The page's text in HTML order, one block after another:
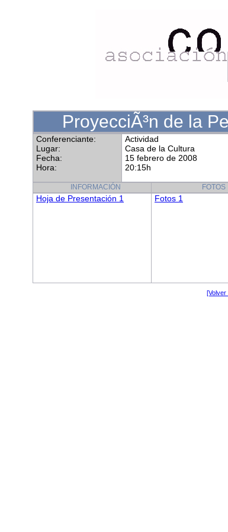
ProyecciÃ³n de la
Conferenciante:
Lugar:
Fecha:
Hora:
Actividad
Casa de la Cultura
15 febrero de 2008
20:15h
INFORMACIÓN FOTOS
Hoja de Presentación 1 Fotos 1
[Volver